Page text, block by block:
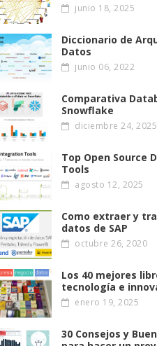
junio 18, 2025
Diccionario de
Datos
junio 06, 2022
Comparativa
Snowflake
diciembre 24, 2025
Top Open Source
Tools
agosto 12, 2025
Como extraer y
datos de SAP
octubre 26, 2020
Los 40 mejores
tecnología e
enero 19, 2025
30 Consejos y